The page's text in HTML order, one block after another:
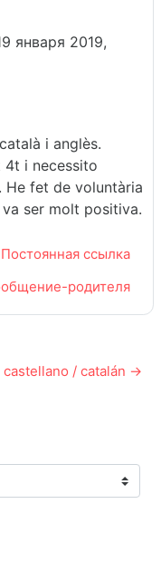
Parra
января 2019,
i anglès.
4t i necessito
He fet de voluntària
ser molt positiva.
Постоянная ссылка
родителя
castellano / catalán →